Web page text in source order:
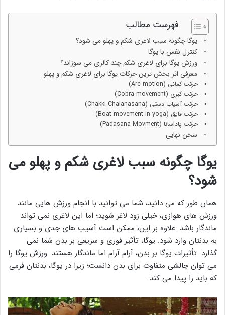
فهرست مطالب
یوگا چگونه سبب لاغری شکم و پهلو می شود؟
کنترل نفس با یوگا
ورزش یوگا برای لاغری شکم چند کالری می سوزاند؟
معرفی اثر بخش ترین حرکات یوگا برای لاغری شکم و پهلو
حرکت کمانی (Arc motion)
حرکت کبری (Cobra movement)
حرکت آسیاب دستی (Chakki Chalanasana)
حرکت قایق (Boat movement in yoga)
حرکت پاداسانا (Padasana Movment)
سخن نهایی
یوگا چگونه سبب لاغری شکم و پهلو می
شود؟
همان طور که می دانید، شما می توانید با انجام ورزش هایی مانند
ورزش های هوازی، خیلی زود لاغر شوید؛ اما این لاغری نمی تواند
ماندگار باشد. علاوه بر این، ممکن است آسیب های جدی و بسیاری
به بدنتان وارد شود. یوگا، تأثیر فوری و سریعی بر بدن شما نمی
گذارد. تأثیرات یوگا بر بدن، آرام آرام اما ماندگار هستند. ورزش یوگا را
می توان چالشی متفاوت برای بدن دانست؛ زیرا در یوگا، بدنتان فرمی
که باید را پیدا می کند.